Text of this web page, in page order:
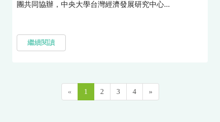
團共同協辦，中央大學台灣經濟發展研究中心...
繼續閱讀
« 1 2 3 4 »